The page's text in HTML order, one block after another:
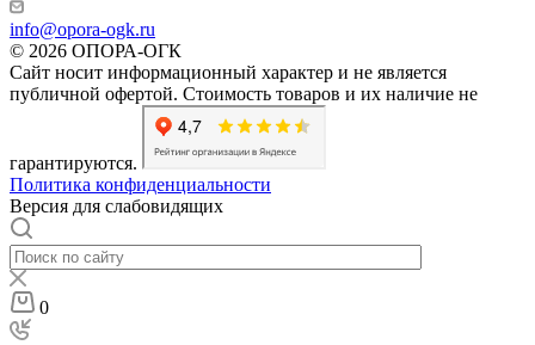
info@opora-ogk.ru
© 2026 ОПОРА-ОГК
Сайт носит информационный характер и не является
публичной офертой. Стоимость товаров и их наличие не
гарантируются.
Политика конфиденциальности
Версия для слабовидящих
0